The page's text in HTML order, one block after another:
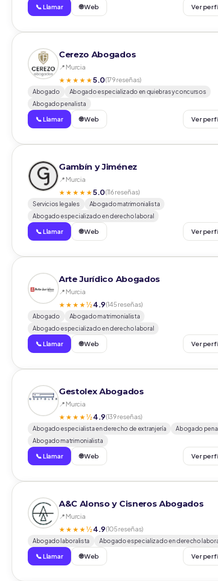
📞 Llamar 🌐 Web Ver
Cerezo Abogados
📍 Murcia
★★★★★5.0(179 reseñas)
Abogado
Abogado especializado en quiebras y concursos
Abogado penalista
📞 Llamar 🌐 Web Ver
Gambín y Jiménez
📍 Murcia
★★★★★5.0(116 reseñas)
Servicios legales
Abogado matrimonialista
Abogado especializado en derecho laboral
📞 Llamar 🌐 Web Ver
Arte Jurídico Abogados
📍 Murcia
★★★★½4.9(145 reseñas)
Abogado
Abogado matrimonialista
Abogado especializado en derecho laboral
📞 Llamar 🌐 Web Ver
Gestolex Abogados
📍 Murcia
★★★★½4.9(139 reseñas)
Abogado especialista en derecho de extranjería
Abogado
Abogado matrimonialista
📞 Llamar 🌐 Web Ver
A&C Alonso y Cisneros Abogados
📍 Murcia
★★★★½4.9(105 reseñas)
Abogado laboralista Abogado especializado en derecho
📞 Llamar 🌐 Web Ver